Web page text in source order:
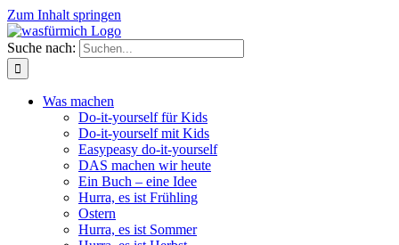
Zum Inhalt springen
Suche nach:
Was machen
Do-it-yourself für Kids
Do-it-yourself mit Kids
Easypeasy do-it-yourself
DAS machen wir heute
Ein Buch – eine Idee
Hurra, es ist Frühling
Ostern
Hurra, es ist Sommer